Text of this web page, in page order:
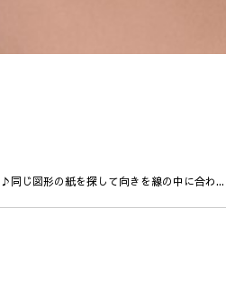
じ図形の紙を探して向きを線の中に合わ...